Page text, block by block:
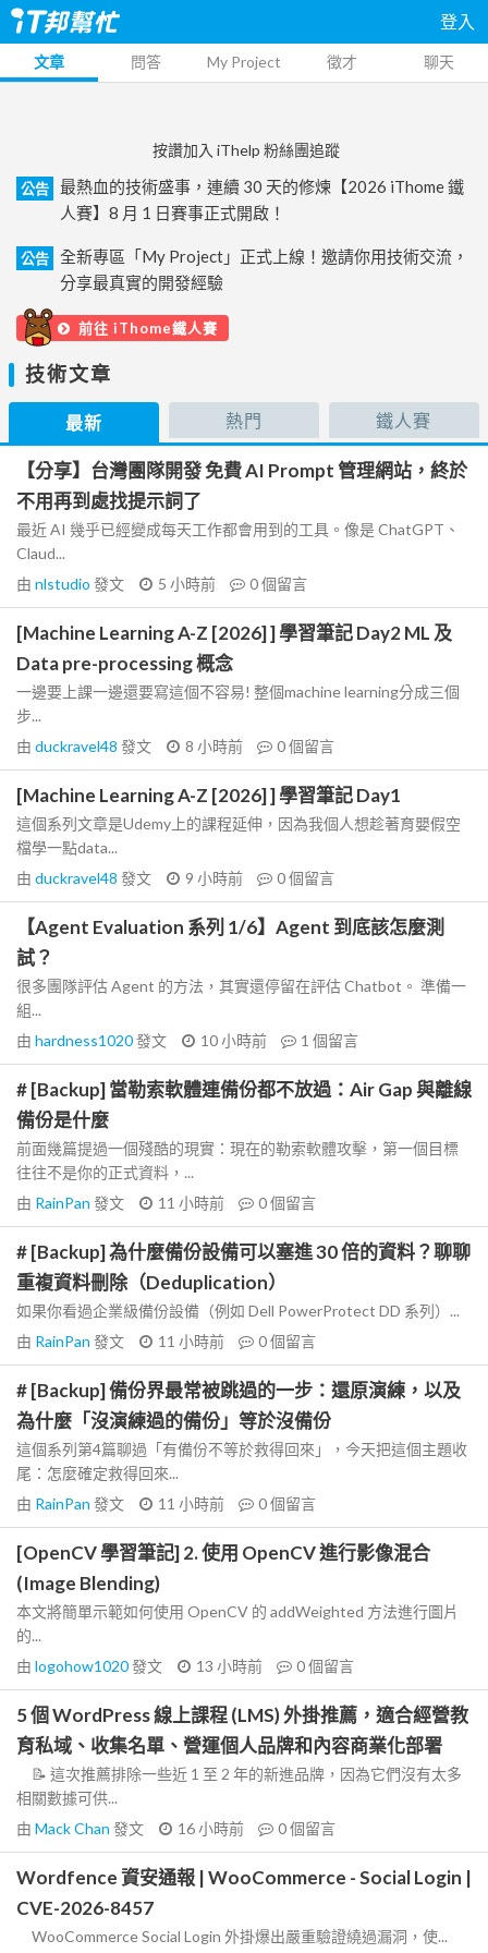
登入
文章 問答 My Project 徵才 聊天
按讚加入 iThelp 粉絲團追蹤
公告
最熱血的技術盛事，連續 30 天的修煉【2026 iThome 鐵
人賽】8 月 1 日賽事正式開啟！
公告
全新專區「My Project」正式上線！邀請你用技術交流，
分享最真實的開發經驗
前往 iThome鐵人賽
技術文章
最新 熱門 鐵人賽
【分享】台灣團隊開發 免費 AI Prompt 管理網站，終於
不用再到處找提示詞了
最近 AI 幾乎已經變成每天工作都會用到的工具。像是 ChatGPT、
Claud...
由 nlstudio 發文 5 小時前 0個留言
[Machine Learning A-Z [2026] ] 學習筆記 Day2 ML 及
Data pre-processing 概念
一邊要上課一邊還要寫這個不容易! 整個machine learning分成三個
步...
由 duckravel48 發文 8 小時前 0個留言
[Machine Learning A-Z [2026] ] 學習筆記 Day1
這個系列文章是Udemy上的課程延伸，因為我個人想趁著育嬰假空
檔學一點data...
由 duckravel48 發文 9 小時前 0個留言
【Agent Evaluation 系列 1/6】Agent 到底該怎麼測
試？
很多團隊評估 Agent 的方法，其實還停留在評估 Chatbot。 準備一
組...
由 hardness1020發文 10 小時前 1 個留言
# [Backup] 當勒索軟體連備份都不放過：Air Gap 與離線
備份是什麼
前面幾篇提過一個殘酷的現實：現在的勒索軟體攻擊，第一個目標
往往不是你的正式資料，...
由 RainPan 發文 11 小時前 0個留言
# [Backup] 為什麼備份設備可以塞進 30 倍的資料？聊聊
重複資料刪除（Deduplication）
如果你看過企業級備份設備（例如 Dell PowerProtect DD 系列）...
由 RainPan 發文 11 小時前 0個留言
# [Backup] 備份界最常被跳過的一步：還原演練，以及
為什麼「沒演練過的備份」等於沒備份
這個系列第4篇聊過「有備份不等於救得回來」，今天把這個主題收
尾：怎麼確定救得回來...
由 RainPan 發文 11 小時前 0個留言
[OpenCV 學習筆記] 2. 使用 OpenCV 進行影像混合
(Image Blending)
本文將簡單示範如何使用 OpenCV 的 addWeighted 方法進行圖片
的...
由 logohow1020發文 13 小時前 0個留言
5 個 WordPress 線上課程 (LMS) 外掛推薦，適合經營教
育私域、收集名單、營運個人品牌和內容商業化部署
📝 這次推薦排除一些近 1 至 2 年的新進品牌，因為它們沒有太多
相關數據可供...
由 Mack Chan 發文 16 小時前 0個留言
Wordfence 資安通報 | WooCommerce - Social Login |
CVE-2026-8457
WooCommerce Social Login 外掛爆出嚴重驗證繞過漏洞，使...